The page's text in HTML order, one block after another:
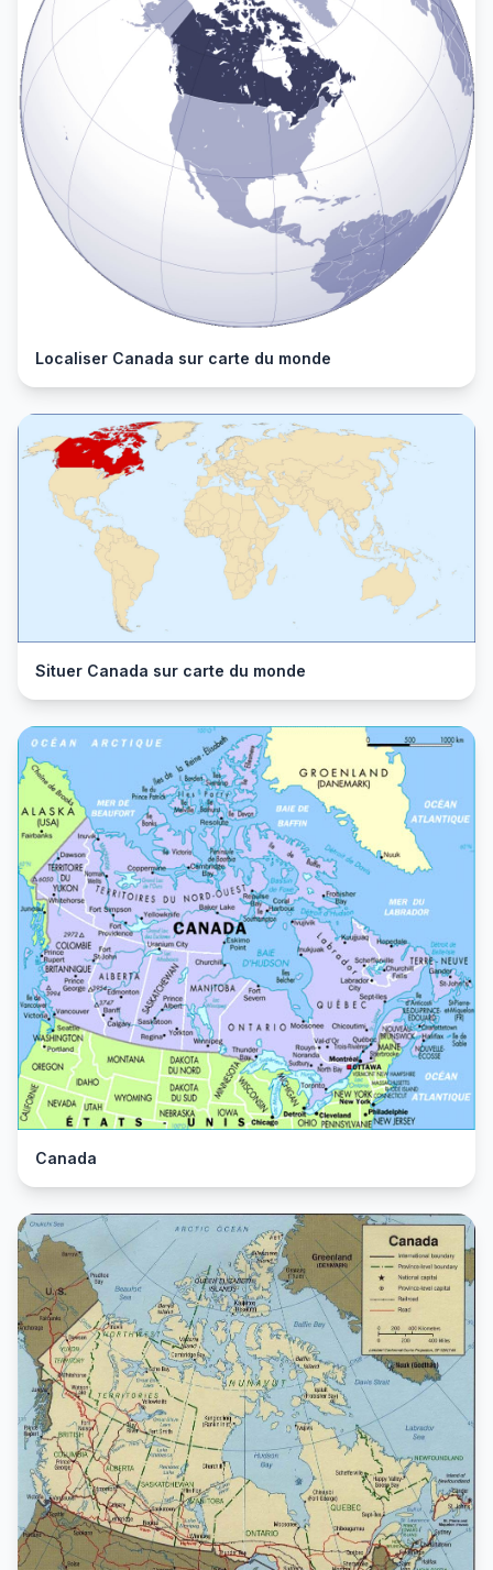
Localiser Canada sur carte du monde
Situer Canada sur carte du monde
Canada